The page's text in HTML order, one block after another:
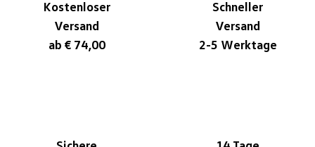
Kostenloser
Versand
ab € 74,00
Schneller
Versand
2-5 Werktage